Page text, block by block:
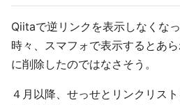
Qiitaで逆リンクを表示しなくな
時々、スマフォで表示するとあ
に削除したのではなさそう。
４月以降、せっせとリンクリス